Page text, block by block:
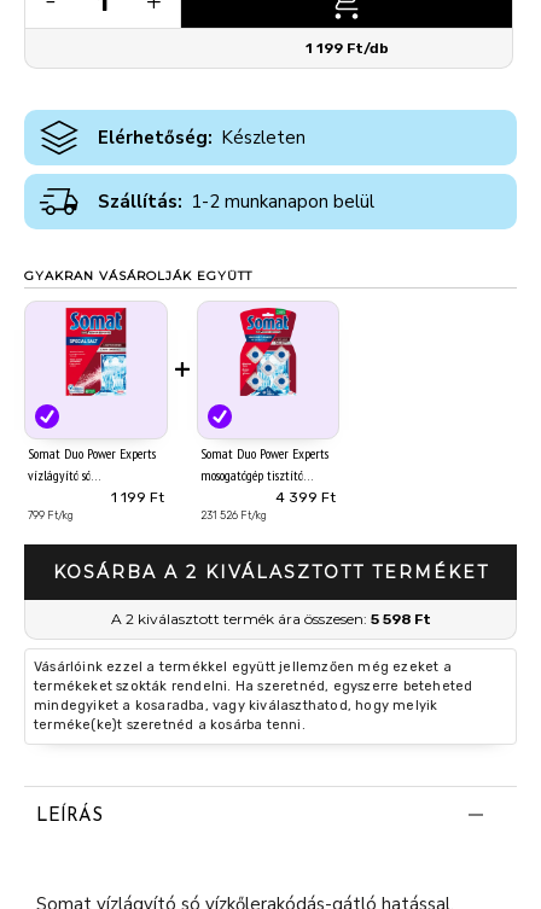
1 199 Ft/db
Elérhetőség: Készleten
Szállítás: 1-2 munkanapon belül
GYAKRAN VÁSÁROLJÁK EGYÜTT
Somat Duo Power Experts
vízlágyító só
mosogatógéphez 1,5 kg
1 199 Ft
799 Ft/kg
+
Somat Duo Power Experts
mosogatógép tisztító
tabletta 5 x 19 g (95 g)
4 399 Ft
231 526 Ft/kg
KOSÁRBA A 2 KIVÁLASZTOTT TERMÉKET
A 2 kiválasztott termék ára összesen: 5 598 Ft
Vásárlóink ezzel a termékkel együtt jellemzően még ezeket a
termékeket szokták rendelni. Ha szeretnéd, egyszerre beteheted
mindegyiket a kosaradba, vagy kiválaszthatod, hogy melyik
terméke(ke)t szeretnéd a kosárba tenni.
LEÍRÁS